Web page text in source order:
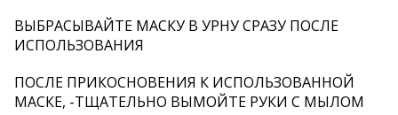
ВЫБРАСЫВАЙТЕ МАСКУ В УРНУ СРАЗУ ПОСЛЕ
ИСПОЛЬЗОВАНИЯ
ПОСЛЕ ПРИКОСНОВЕНИЯ К ИСПОЛЬЗОВАННОЙ
МАСКЕ, -ТЩАТЕЛЬНО ВЫМОЙТЕ РУКИ С МЫЛОМ